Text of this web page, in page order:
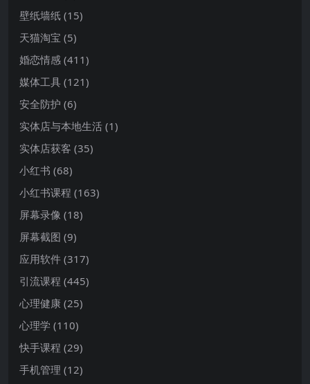
壁纸墙纸 (15)
天猫淘宝 (5)
婚恋情感 (411)
媒体工具 (121)
安全防护 (6)
实体店与本地生活 (1)
实体店获客 (35)
小红书 (68)
小红书课程 (163)
屏幕录像 (18)
屏幕截图 (9)
应用软件 (317)
引流课程 (445)
心理健康 (25)
心理学 (110)
快手课程 (29)
手机管理 (12)